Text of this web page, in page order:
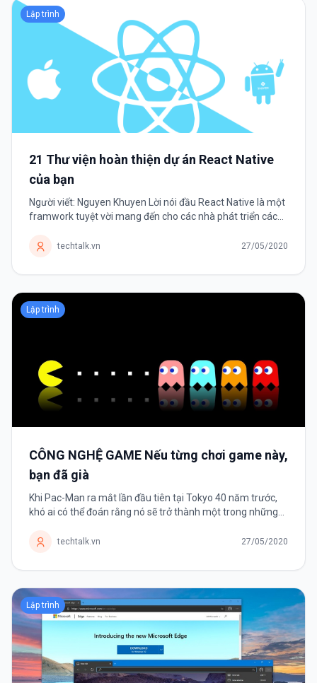
Lập trình
21 Thư viện hoàn thiện dự án React Native
của bạn
Người viết: Nguyen Khuyen Lời nói đầu React Native là một
framwork tuyệt vời mang đến cho các nhà phát triển cách
danh sách dài các thư...
techtalk.vn 27/05/2020
Lập trình
CÔNG NGHỆ GAME Nếu từng chơi game này,
bạn đã già
Khi Pac-Man ra mắt lần đầu tiên tại Tokyo 40 năm trước,
khó ai có thể đoán rằng nó sẽ trở thành một trong những
1970-1980, trò chơi...
techtalk.vn 27/05/2020
Lập trình